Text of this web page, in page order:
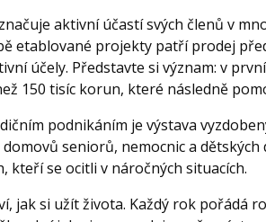
aktivní účastí svých členů v
etablované projekty patří prodej
účely. Představte si význam: v
150 tisíc korun, které následně
podnikáním je výstava
seniorů, nemocnic a
kteří se ocitli v náročných situacích.
jak si užít života. Každý rok pořádá